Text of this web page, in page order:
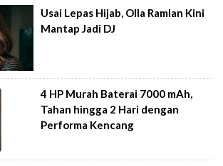
Usai Lepas Hijab, Olla Ramlan Kini
Mantap Jadi DJ
4 HP Murah Baterai 7000 mAh,
Tahan hingga 2 Hari dengan
Performa Kencang